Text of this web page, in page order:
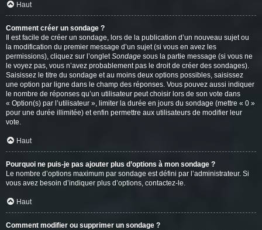
Haut
Comment créer un sondage ?
Il est facile de créer un sondage, lors de la publication d’un nouveau sujet ou
la modification du premier message d’un sujet (si vous en avez les
permissions), cliquez sur l’ongletSondage sous la partie message (si vous ne
le voyez pas, vous n’avez probablement pas le droit de créer des sondages).
Saisissez le titre du sondage et au moins deux options possibles, saisissez
une option par ligne dans le champ des réponses. Vous pouvez aussi indiquer
le nombre de réponses qu’un utilisateur peut choisir lors de son vote dans
« Option(s) par l’utilisateur », limiter la durée en jours du sondage (mettre « 0 »
pour une durée illimitée) et enfin permettre aux utilisateurs de modifier leur
vote.
Haut
Pourquoi ne puis-je pas ajouter plus d’options à mon sondage ?
Le nombre d’options maximum par sondage est défini par l’administrateur. Si
vous avez besoin d’indiquer plus d’options, contactez-le.
Haut
Comment modifier ou supprimer un sondage ?